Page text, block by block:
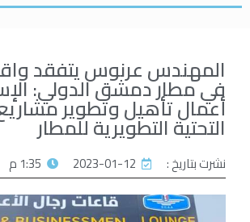
المهندس عرنوس يتفقد
في مطار دمشق الدولي:
أعمال تأهيل وتطوير
التحتية التطويرية للمطار
نشرت بتاريخ : 2023-01-12 1:35 م